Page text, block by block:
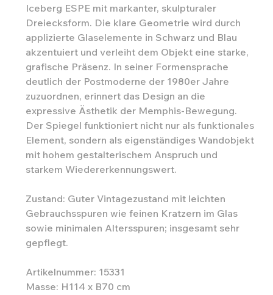
Iceberg ESPE mit markanter, skulpturaler
Dreiecksform. Die klare Geometrie wird durch
applizierte Glaselemente in Schwarz und Blau
akzentuiert und verleiht dem Objekt eine starke,
grafische Präsenz. In seiner Formensprache
deutlich der Postmoderne der 1980er Jahre
zuzuordnen, erinnert das Design an die
expressive Ästhetik der Memphis-Bewegung.
Der Spiegel funktioniert nicht nur als funktionales
Element, sondern als eigenständiges Wandobjekt
mit hohem gestalterischem Anspruch und
starkem Wiedererkennungswert.
Zustand: Guter Vintagezustand mit leichten
Gebrauchsspuren wie feinen Kratzern im Glas
sowie minimalen Altersspuren; insgesamt sehr
gepflegt.
Artikelnummer: 15331
Masse: H114 x B70 cm